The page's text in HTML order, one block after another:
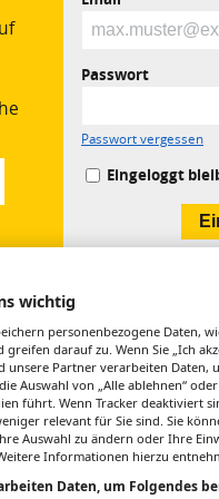
Passwort
Passwort vergessen
Eingeloggt
wichtig
personenbezogene Daten,
greifen darauf zu. Wenn Sie „Ich
unsere Partner verarbeiten Daten,
Auswahl von „Alle ablehnen“
führt. Wenn Tracker deaktiviert
relevant für Sie sind. Sie
Auswahl zu ändern oder Ihre
Informationen hierzu
Daten, um Folgendes